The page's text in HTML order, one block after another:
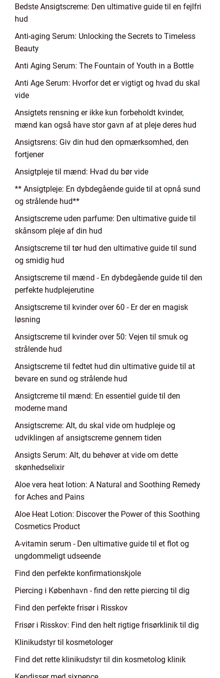
Bedste Ansigtscreme: Den ultimative guide til en fejlfri
hud
Anti-aging Serum: Unlocking the Secrets to Timeless
Beauty
Anti Aging Serum: The Fountain of Youth in a Bottle
Anti Age Serum: Hvorfor det er vigtigt og hvad du skal
vide
Ansigtets rensning er ikke kun forbeholdt kvinder,
mænd kan også have stor gavn af at pleje deres hud
Ansigtsrens: Giv din hud den opmærksomhed, den
fortjener
Ansigtpleje til mænd: Hvad du bør vide
** Ansigtpleje: En dybdegående guide til at opnå sund
og strålende hud**
Ansigtscreme uden parfume: Den ultimative guide til
skånsom pleje af din hud
Ansigtscreme til tør hud den ultimative guide til sund
og smidig hud
Ansigtscreme til mænd - En dybdegående guide til den
perfekte hudplejerutine
Ansigtscreme til kvinder over 60 - Er der en magisk
løsning
Ansigtscreme til kvinder over 50: Vejen til smuk og
strålende hud
Ansigtscreme til fedtet hud din ultimative guide til at
bevare en sund og strålende hud
Ansigtcreme til mænd: En essentiel guide til den
moderne mand
Ansigtscreme: Alt, du skal vide om hudpleje og
udviklingen af ansigtscreme gennem tiden
Ansigts Serum: Alt, du behøver at vide om dette
skønhedselixir
Aloe vera heat lotion: A Natural and Soothing Remedy
for Aches and Pains
Aloe Heat Lotion: Discover the Power of this Soothing
Cosmetics Product
A-vitamin serum - Den ultimative guide til et flot og
ungdommeligt udseende
Find den perfekte konfirmationskjole
Piercing i København - find den rette piercing til dig
Find den perfekte frisør i Risskov
Frisør i Risskov: Find den helt rigtige frisørklinik til dig
Klinikudstyr til kosmetologer
Find det rette klinikudstyr til din kosmetolog klinik